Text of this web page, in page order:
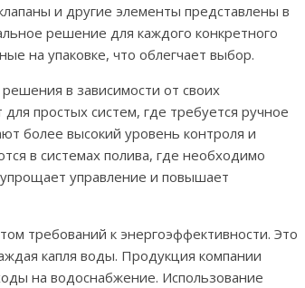
и другие элементы представлены в
решение для каждого конкретного
на упаковке, что облегчает выбор.
в зависимости от своих
простых систем, где требуется ручное
более высокий уровень контроля и
в системах полива, где необходимо
управление и повышает
требований к энергоэффективности. Это
капля воды. Продукция компании
на водоснабжение. Использование